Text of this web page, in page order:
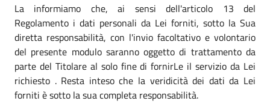
La informiamo che, ai sensi dell'articolo 13 del
Regolamento i dati personali da Lei forniti, sotto la Sua
diretta responsabilità, con l'invio facoltativo e volontario
del presente modulo saranno oggetto di trattamento da
parte del Titolare al solo fine di fornirLe il servizio da Lei
richiesto . Resta inteso che la veridicità dei dati da Lei
forniti è sotto la sua completa responsabilità.